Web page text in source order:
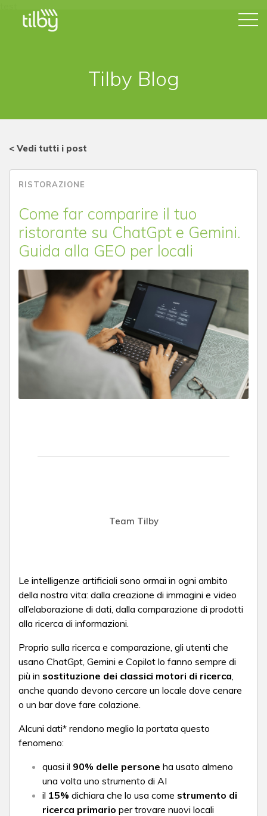
Tilby Blog
< Vedi tutti i post
RISTORAZIONE
Come far comparire il tuo
ristorante su ChatGpt e Gemini.
Guida alla GEO per locali
Team Tilby
Le intelligenze artificiali sono ormai in ogni ambito
della nostra vita: dalla creazione di immagini e video
all’elaborazione di dati, dalla comparazione di prodotti
alla ricerca di informazioni.
Proprio sulla ricerca e comparazione, gli utenti che
usano ChatGpt, Gemini e Copilot lo fanno sempre di
più in sostituzione dei classici motori di ricerca
anche quando devono cercare un locale dove cenare
o un bar dove fare colazione.
Alcuni dati* rendono meglio la portata questo
fenomeno:
quasi il 90% delle persone ha usato almeno
una volta uno strumento di AI
il 15% dichiara che lo usa come strumento di
ricerca primario per trovare nuovi locali